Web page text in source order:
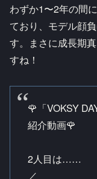
わずか1〜2年の間
ており、モデル顔
す。まさに成長期
すね！
🌹「VOKSY
紹介動画🌹
2人目は……
／